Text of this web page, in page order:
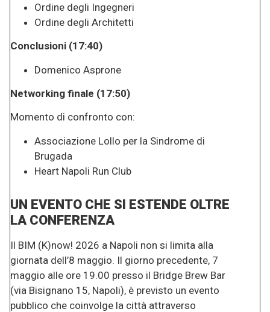
Ordine degli Ingegneri
Ordine degli Architetti
Conclusioni (17:40)
Domenico Asprone
Networking finale (17:50)
Momento di confronto con:
Associazione Lollo per la Sindrome di
Brugada
Heart Napoli Run Club
UN EVENTO CHE SI ESTENDE OLTRE
LA CONFERENZA
Il BIM (K)now! 2026 a Napoli non si limita alla
giornata dell’8 maggio. Il giorno precedente, 7
maggio alle ore 19.00 presso il Bridge Brew Bar
(via Bisignano 15, Napoli), è previsto un evento
pubblico che coinvolge la città attraverso